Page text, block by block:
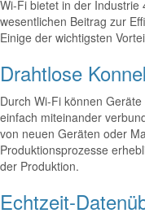
Wi-Fi bietet in der Industrie
wesentlichen Beitrag zur
Einige der wichtigsten
Drahtlose
Durch Wi-Fi können
einfach miteinander
von neuen Geräten oder
Produktionsprozesse
der Produktion.
Echtzeit-